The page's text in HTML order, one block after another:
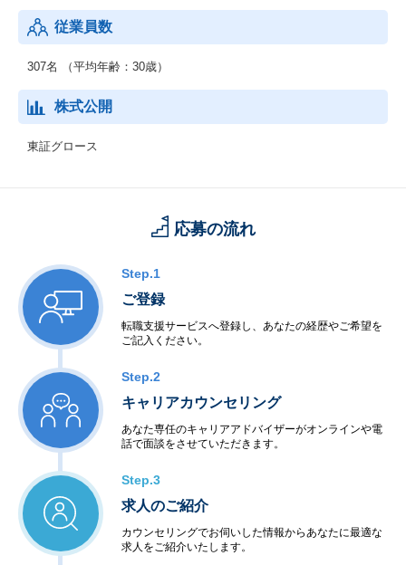
多様化する世の中において採用マーケットをアップデートしてい
きます。従業員数
307名 （平均年齢：30歳）
株式公開
東証グロース
応募の流れ
Step.1
ご登録
転職支援サービスへ登録し、あなたの経歴やご希望を
ご記入ください。
Step.2
キャリアカウンセリング
あなた専任のキャリアアドバイザーがオンラインや電
話で面談をさせていただきます。
Step.3
求人のご紹介
カウンセリングでお伺いした情報からあなたに最適な
求人をご紹介いたします。